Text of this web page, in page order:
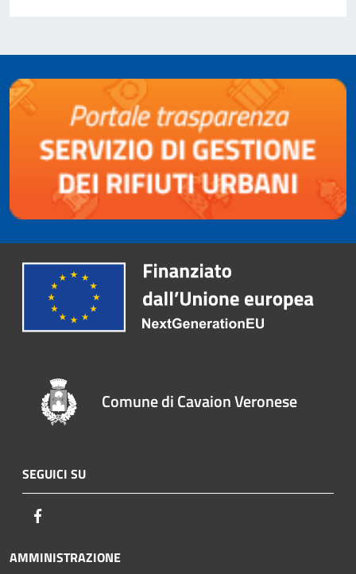
Comune di Cavaion Veronese
SEGUICI SU
AMMINISTRAZIONE